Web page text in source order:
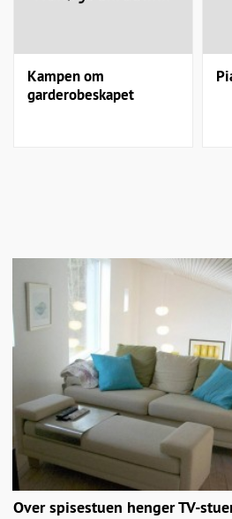
Kampen om
garderobeskapet
Over spisestuen henger TV-